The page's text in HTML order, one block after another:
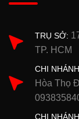
TRỤ SỞ:
TP. HCM
CHI
Hòa Thọ
CHI